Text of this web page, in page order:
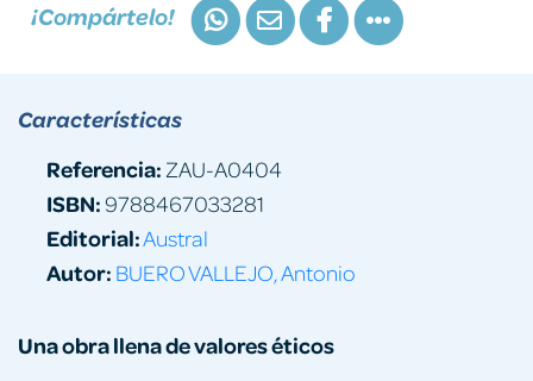
¡Compártelo!
Una obra llena de valores éticos
Características
Referencia: ZAU-A0404
ISBN:9788467033281
Editorial:Austral
Autor: BUERO VALLEJO, Antonio